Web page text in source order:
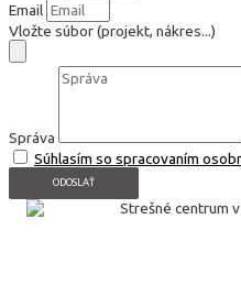
Email
Vložte súbor (projekt, nákres...)
Správa
Súhlasím so spracovaním
ODOSLAŤ